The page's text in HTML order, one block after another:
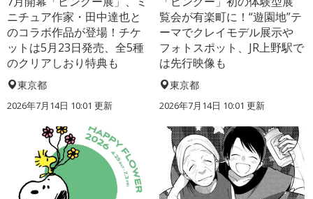
ニチュア作家・田中達也と
のコラボ作品が登場！チケ
ットは5月23日発売、全5種
のクリアしおり特典も
東京都
2026年7月14日 10:01 更新
覧会が有楽町に！“遊園地”テ
ーマでクレイモデル展示や
フォトスポット、JR上野駅で
は先行映像も
東京都
2026年7月14日 10:01 更新